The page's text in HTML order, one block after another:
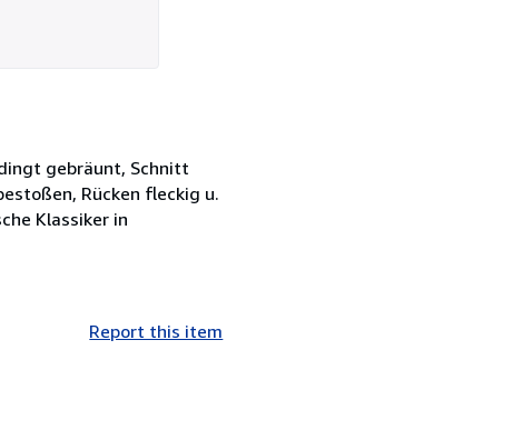
gebräunt, Schnitt
Rücken fleckig u.
Klassiker in
Report this item